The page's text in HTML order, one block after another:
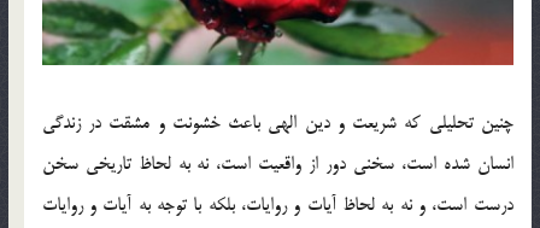
چنین تحلیلی که شریعت و دین الهی باعث خشونت و مشقت در زندگی
انسان شده است، سخنی دور از واقعیت است، نه به لحاظ تاریخی سخن
درست است، و نه به لحاظ آیات و روایات، بلكه با توجه به آيات و روايات